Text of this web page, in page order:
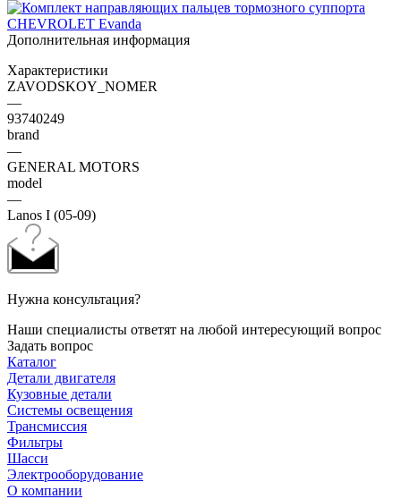
Дополнительная информация
Характеристики
ZAVODSKOY_NOMER
—
93740249
brand
—
GENERAL MOTORS
model
—
Lanos I (05-09)
Нужна консультация?
Наши специалисты ответят на любой интересующий вопрос
Задать вопрос
Каталог
Детали двигателя
Кузовные детали
Системы освещения
Трансмиссия
Фильтры
Шасси
Электрооборудование
О компании